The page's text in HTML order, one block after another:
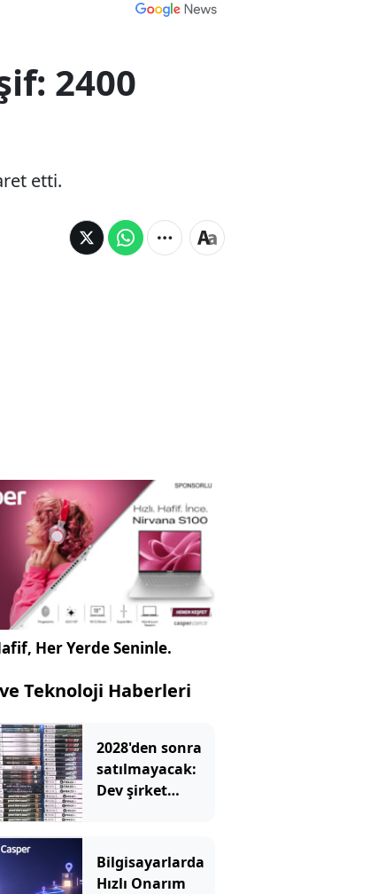
2400
etti.
Her Yerde Seninle.
Teknoloji Haberleri
2028'den sonra
satılmayacak:
Dev şirket
başladı
Bilgisayarlarda
Hızlı Onarım